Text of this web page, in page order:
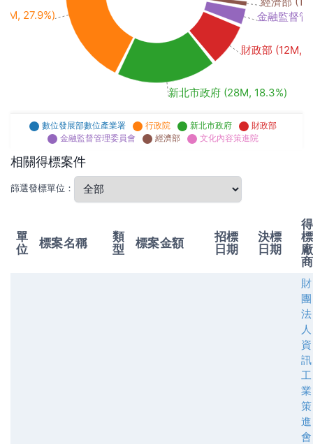
27.9%)
新北市政府 (28M, 18.3%)
財政部 (12M,
金融監督
數位發展部數位產業署 行政院 新北市政府
財政部
金融監督管理委員會
經濟部 文化內容策進院
相關得標案件
篩選發標單位：
單
位
標案名稱
類
型
標案金額
招標
日期
決標
日期
得
標
廠
商
財
團
法
人
資
訊
工
業
策
進
會